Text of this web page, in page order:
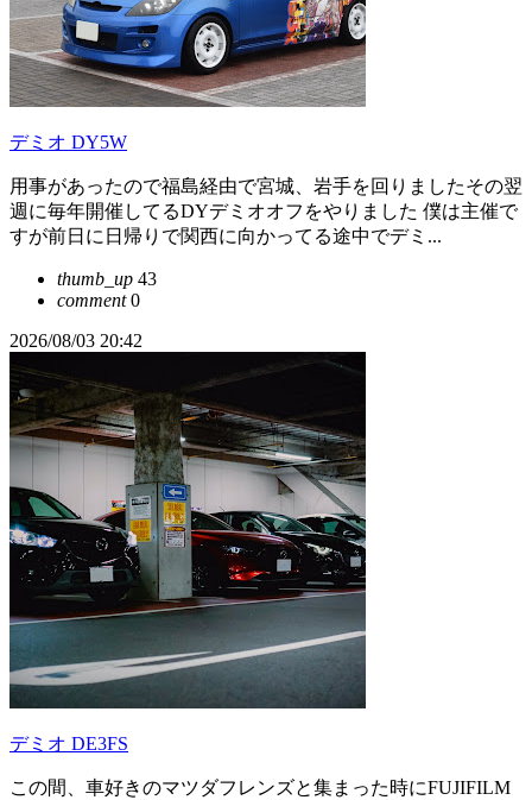
デミオ DY5W
用事があったので福島経由で宮城、岩手を回りましたその翌
週に毎年開催してるDYデミオオフをやりました 僕は主催で
すが前日に日帰りで関西に向かってる途中でデミ...
thumb_up 43
comment0
2026/08/03 20:42
デミオ DE3FS
この間、車好きのマツダフレンズと集まった時にFUJIFILM